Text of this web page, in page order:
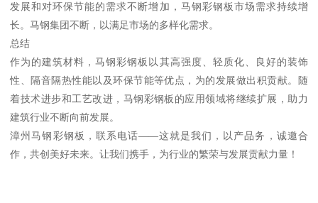
发展和对环保节能的需求不断增加，马钢彩钢板市场需求持续增
长。马钢集团不断，以满足市场的多样化需求。
总结
作为的建筑材料，马钢彩钢板以其高强度、轻质化、良好的装饰
性、隔音隔热性能以及环保节能等优点，为的发展做出积贡献。随
着技术进步和工艺改进，马钢彩钢板的应用领域将继续扩展，助力
建筑行业不断向前发展。
漳州马钢彩钢板，联系电话——这就是我们，以产品务，诚邀合
作，共创美好未来。让我们携手，为行业的繁荣与发展贡献力量！